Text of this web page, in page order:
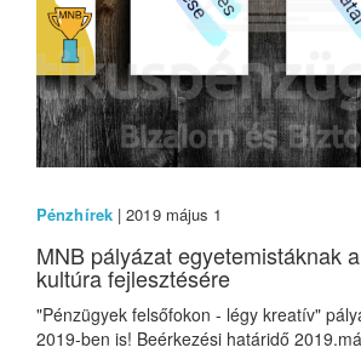
Pénzhírek| 2019 május 1
MNB pályázat egyetemistáknak
kultúra fejlesztésére
"Pénzügyek felsőfokon - légy kreatív"
2019-ben is! Beérkezési határidő